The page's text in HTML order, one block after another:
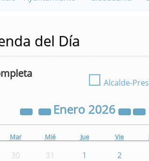
del Día
☐ Alcalde-
Enero 2026
Mar Mié Jue Vie
30 31 1 2